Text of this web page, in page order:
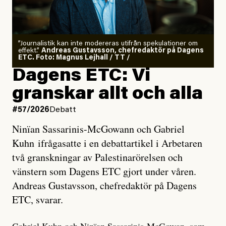
”Journalistik kan inte modereras utifrån spekulationer om
effekt.” Andreas Gustavsson, chefredaktör på Dagens
ETC. Foto: Magnus Lejhall / TT /
Dagens ETC: Vi
granskar allt och alla
#57/2026 Debatt
Ninïan Sassarinis-McGowann och Gabriel
Kuhn ifrågasatte i en debattartikel i Arbetaren
två granskningar av Palestinarörelsen och
vänstern som Dagens ETC gjort under våren.
Andreas Gustavsson, chefredaktör på Dagens
ETC, svarar.